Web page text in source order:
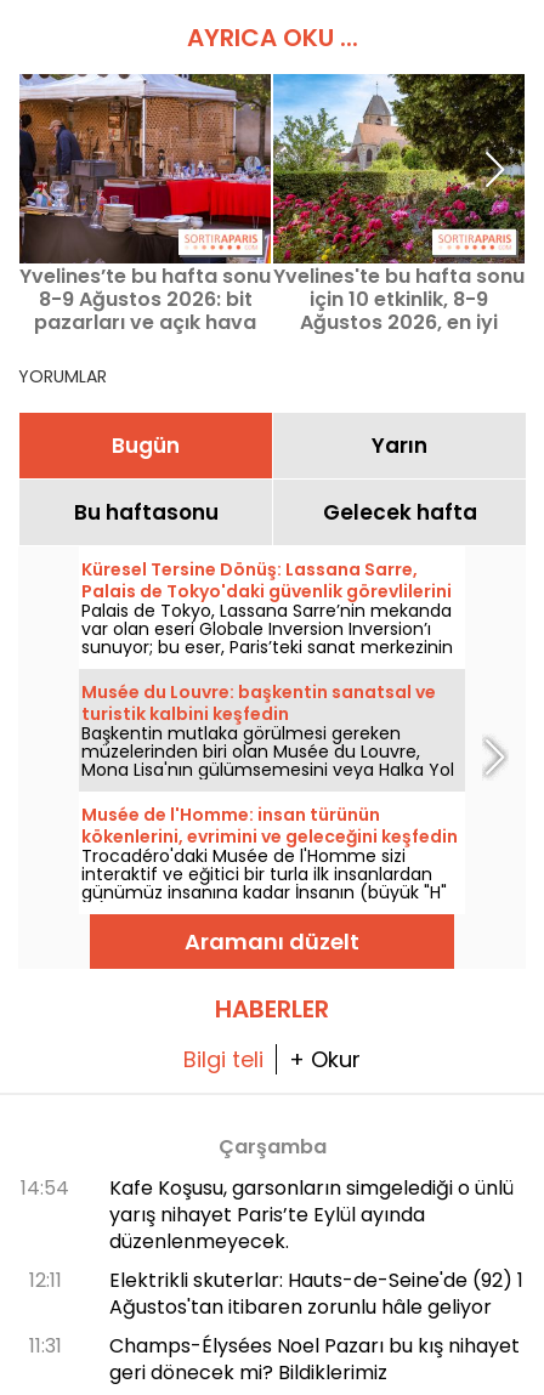
AYRICA OKU ...
Yvelines’te bu hafta sonu
8-9 Ağustos 2026: bit
pazarları ve açık hava
Yvelines'te bu hafta sonu
için 10 etkinlik, 8-9
Ağustos 2026, en iyi
YORUMLAR
Bugün Yarın
Bu haftasonu Gelecek hafta
Küresel Tersine Dönüş: Lassana Sarre,
Palais de Tokyo'daki güvenlik görevlilerini
öne çıkarıyor
Palais de Tokyo, Lassana Sarre’nin mekanda
var olan eseri Globale Inversion Inversion’ı
sunuyor; bu eser, Paris’teki sanat merkezinin
güvenlik ekiplerine adanmıştır ve 5 Haziran
2026’dan bu yana ziyaretçilerle buluşuyor.
Ressam, bakışı her gün ziyaretçileri
karşılayan, güvenliği sağlayan ve onlara eşlik
eden bu kişilere kaydırıyor.
Musée du Louvre: başkentin sanatsal ve
turistik kalbini keşfedin
Başkentin mutlaka görülmesi gereken
müzelerinden biri olan Musée du Louvre,
Mona Lisa'nın gülümsemesini veya Halka Yol
Gösteren Özgürlük'ün coşkusunu
düşünmeye gelen yılda 8 milyon ziyaretçinin
de kanıtladığı gibi, sergilediği birçok
başyapıtla Fransız ve Avrupa kültürünü
tanıtmaktadır. Burası, sanatın iki yüzyıldır
geliştiği, tarihle iç içe bir yer ve Paris'te
kalıyorsanız mutlaka görmeniz gereken bir
yer!
Musée de l'Homme: insan türünün
kökenlerini, evrimini ve geleceğini keşfedin
Trocadéro'daki Musée de l'Homme sizi
interaktif ve eğitici bir turla ilk insanlardan
günümüz insanına kadar İnsanın (büyük "H"
ile) evrimini keşfetmeye davet ediyor.
Aramanı düzelt
HABERLER
Bilgi teli + Okur
Çarşamba
14:54
Kafe Koşusu, garsonların simgelediği o ünlü
yarış nihayet Paris’te Eylül ayında
düzenlenmeyecek.
12:11
Elektrikli skuterlar: Hauts-de-Seine'de (92) 1
Ağustos'tan itibaren zorunlu hâle geliyor
11:31
Champs-Élysées Noel Pazarı bu kış nihayet
geri dönecek mi? Bildiklerimiz